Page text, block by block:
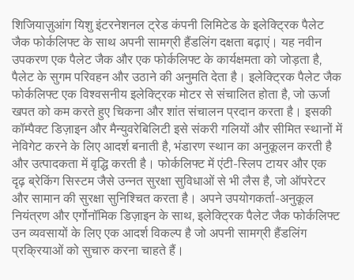
शिजियाज़ुआंग यिशु इंटरनेशनल ट्रेड कंपनी लिमिटेड के इलेक्ट्रिक पैलेट
जैक फोर्कलिफ्ट के साथ अपनी सामग्री हैंडलिंग दक्षता बढ़ाएं। यह नवीन
उपकरण एक पैलेट जैक और एक फोर्कलिफ्ट के कार्यक्षमता को जोड़ता है,
पैलेट के सुगम परिवहन और उठाने की अनुमति देता है। इलेक्ट्रिक पैलेट जैक
फोर्कलिफ्ट एक विश्वसनीय इलेक्ट्रिक मोटर से संचालित होता है, जो ऊर्जा
खपत को कम करते हुए चिकना और शांत संचालन प्रदान करता है। इसकी
कॉम्पैक्ट डिज़ाइन और मैन्युवरेबिलिटी इसे संकरी गलियों और सीमित स्थानों में
नेविगेट करने के लिए आदर्श बनाती है, भंडारण स्थान का अनुकूलन करती है
और उत्पादकता में वृद्धि करती है। फोर्कलिफ्ट में एंटी-स्लिप टायर और एक
दृढ़ ब्रेकिंग सिस्टम जैसे उन्नत सुरक्षा सुविधाओं से भी लैस है, जो ऑपरेटर
और सामान की सुरक्षा सुनिश्चित करता है। अपने उपयोगकर्ता-अनुकूल
नियंत्रण और एर्गोनॉमिक डिज़ाइन के साथ, इलेक्ट्रिक पैलेट जैक फोर्कलिफ्ट
उन व्यवसायों के लिए एक आदर्श विकल्प है जो अपनी सामग्री हैंडलिंग
प्रक्रियाओं को सुचारु करना चाहते हैं।